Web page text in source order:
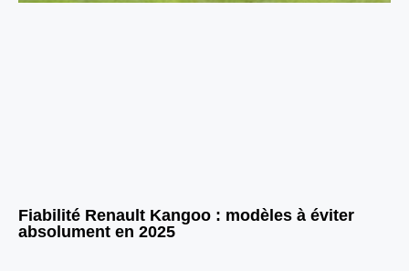
Fiabilité Renault Kangoo : modèles à éviter
absolument en 2025